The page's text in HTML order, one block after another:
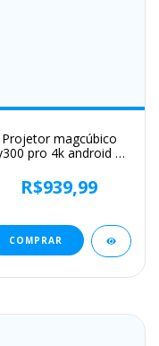
Projetor magcúbico
pro 4k android 11
allwinner h713 bt5.0
1280*720p home
livre
R$939,99
COMPRAR